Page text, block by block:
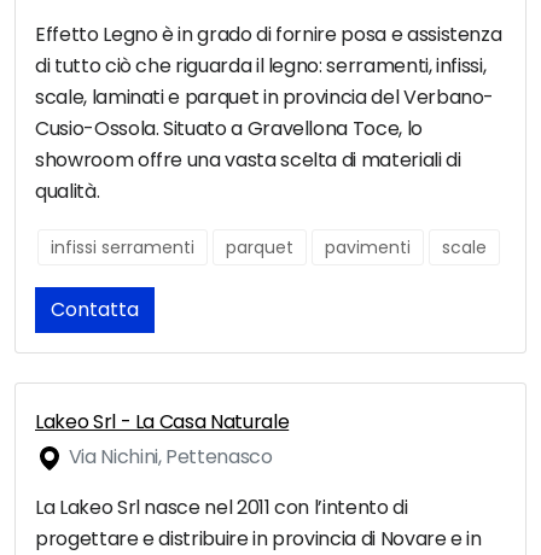
Effetto Legno è in grado di fornire posa e assistenza
di tutto ciò che riguarda il legno: serramenti, infissi,
scale, laminati e parquet in provincia del Verbano-
Cusio-Ossola. Situato a Gravellona Toce, lo
showroom offre una vasta scelta di materiali di
qualità.
infissi serramenti parquet pavimenti scale
Contatta
Lakeo Srl - La Casa Naturale
Via Nichini, Pettenasco
La Lakeo Srl nasce nel 2011 con l’intento di
progettare e distribuire in provincia di Novare e in